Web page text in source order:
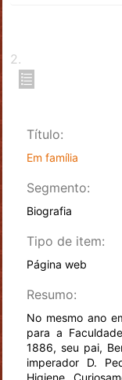
2.
Título:
Em família
Segmento:
Biografia
Tipo de item:
Página web
Resumo:
No mesmo ano
para a
1886, seu pai,
imperador D.
Higiene.